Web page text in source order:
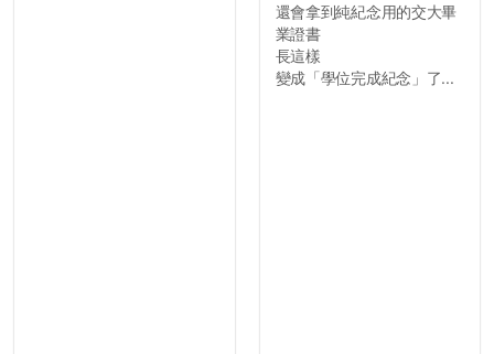
還會拿到純紀念用的交大畢
業證書
長這樣
變成「學位完成紀念」了...